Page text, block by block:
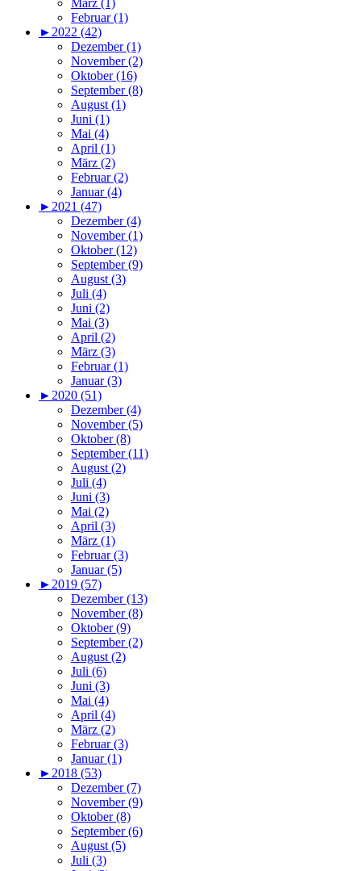
März (1)
Februar (1)
► 2022 (42)
Dezember (1)
November (2)
Oktober (16)
September (8)
August (1)
Juni (1)
Mai (4)
April (1)
März (2)
Februar (2)
Januar (4)
► 2021 (47)
Dezember (4)
November (1)
Oktober (12)
September (9)
August (3)
Juli (4)
Juni (2)
Mai (3)
April (2)
März (3)
Februar (1)
Januar (3)
► 2020 (51)
Dezember (4)
November (5)
Oktober (8)
September (11)
August (2)
Juli (4)
Juni (3)
Mai (2)
April (3)
März (1)
Februar (3)
Januar (5)
► 2019 (57)
Dezember (13)
November (8)
Oktober (9)
September (2)
August (2)
Juli (6)
Juni (3)
Mai (4)
April (4)
März (2)
Februar (3)
Januar (1)
► 2018 (53)
Dezember (7)
November (9)
Oktober (8)
September (6)
August (5)
Juli (3)